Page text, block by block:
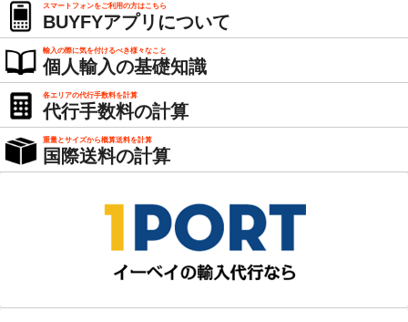
スマートフォンをご利用の方はこちら
BUYFYアプリについて
輸入の際に気を付けるべき様々なこと
個人輸入の基礎知識
各エリアの代行手数料を計算
代行手数料の計算
重量とサイズから概算送料を計算
国際送料の計算